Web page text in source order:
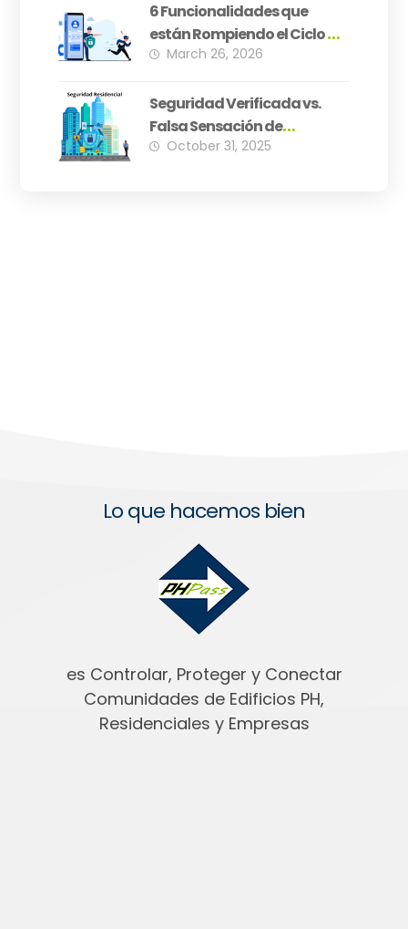
6 Funcionalidades que
están Rompiendo el Ciclo de
Inseguridad Residencial
March 26, 2026
Seguridad Verificada vs.
Falsa Sensación de
Seguridad
October 31, 2025
Lo que hacemos bien
es Controlar, Proteger y Conectar
Comunidades de Edificios PH,
Residenciales y Empresas